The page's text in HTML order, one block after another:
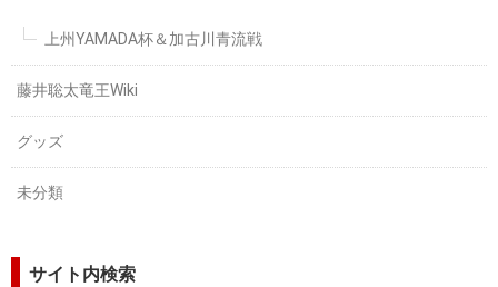
上州YAMADA杯＆加古川青流戦
藤井聡太竜王Wiki
グッズ
未分類
サイト内検索